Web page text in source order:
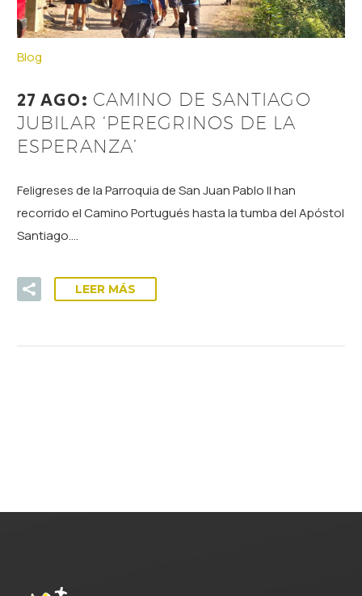
Blog
27 AGO: CAMINO DE SANTIAGO
JUBILAR ‘PEREGRINOS DE LA
ESPERANZA’
Feligreses de la Parroquia de San Juan Pablo II han
recorrido el Camino Portugués hasta la tumba del Apóstol
Santiago….
LEER MÁS